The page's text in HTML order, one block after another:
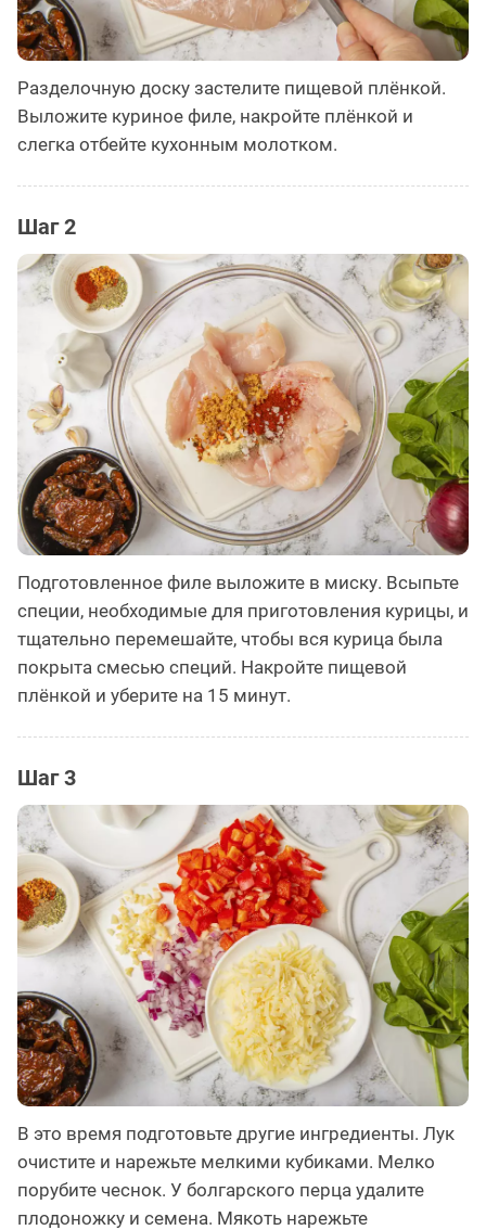
Разделочную доску застелите пищевой плёнкой.
Выложите куриное филе, накройте плёнкой и
слегка отбейте кухонным молотком.
Шаг 2
Подготовленное филе выложите в миску. Всыпьте
специи, необходимые для приготовления курицы, и
тщательно перемешайте, чтобы вся курица была
покрыта смесью специй. Накройте пищевой
плёнкой и уберите на 15 минут.
Шаг 3
В это время подготовьте другие ингредиенты. Лук
очистите и нарежьте мелкими кубиками. Мелко
порубите чеснок. У болгарского перца удалите
плодоножку и семена. Мякоть нарежьте